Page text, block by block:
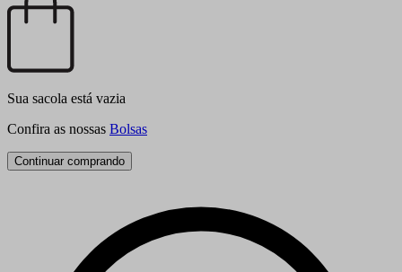
Sua sacola está vazia
Confira as nossas Bolsas
Continuar comprando